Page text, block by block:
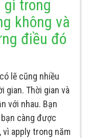
gì trong
không và
điều đó
lẽ cũng nhiều
gian. Thời gian và
với nhau. Bạn
càng được
vì apply trong năm